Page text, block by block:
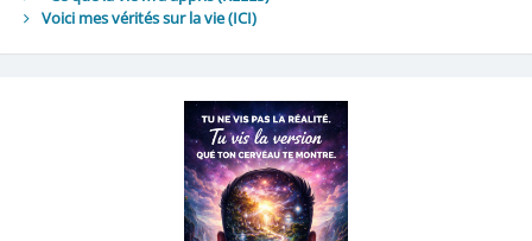
Voici mes vérités sur la vie(ICI)